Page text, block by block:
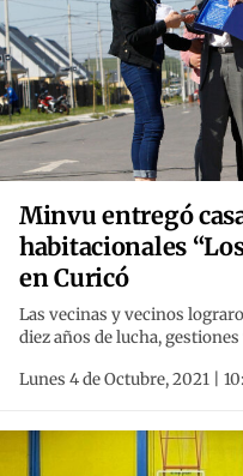
Minvu entregó
habitacionales
en Curicó
Las vecinas y vecinos
diez años de lucha, gestiones
Lunes 4 de Octubre, 2021 |